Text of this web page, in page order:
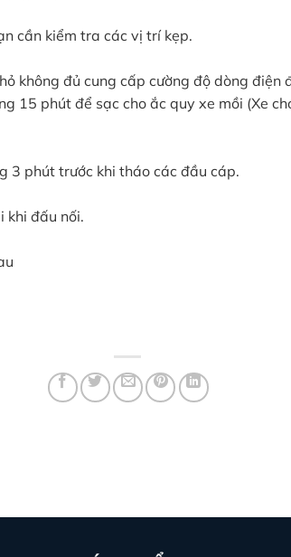
cần kiểm tra các vị trí kẹp.
không đủ cung cấp cường độ dòng
15 phút để sạc cho ắc quy xe mồi (Xe
3 phút trước khi tháo các đầu cáp.
khi đấu nối.